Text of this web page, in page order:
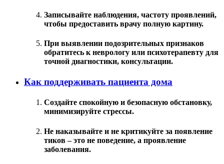
Записывайте наблюдения, частоту проявлений,
чтобы предоставить врачу полную картину.
При выявлении подозрительных признаков
обратитесь к неврологу или психотерапевту для
точной диагностики, консультации.
Как поддерживать пациента дома
Создайте спокойную и безопасную обстановку,
минимизируйте стрессы.
Не наказывайте и не критикуйте за появление
тиков – это не поведение, а проявление
заболевания.